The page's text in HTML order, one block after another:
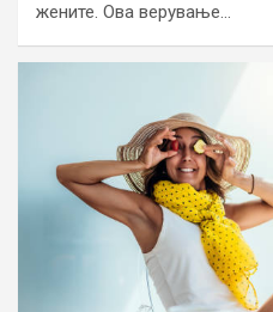
жените. Ова верување…